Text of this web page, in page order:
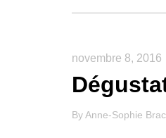
novembre 8, 2016
ByAnne-Sophie